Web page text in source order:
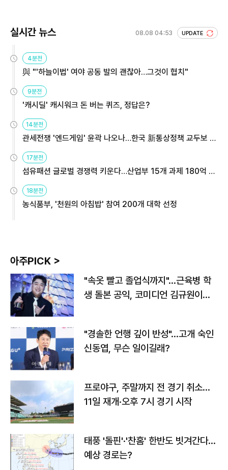
실시간 뉴스 08.08 04:53 UPDATE
4분전
與 "'하늘이법' 여야 공동 발의 괜찮아…그것이 협치"
9분전
'캐시딜' 캐시워크 돈 버는 퀴즈, 정답은?
14분전
관세전쟁 '엔드게임' 윤곽 나오나…한국 新통상정책 교두보 활
17분전
섬유패션 글로벌 경쟁력 키운다…산업부 15개 과제 180억 지
18분전
농식품부, '천원의 아침밥' 참여 200개 대학 선정
아주PICK >
"속옷 빨고 졸업식까지"…근육병 학
생 돌본 공익, 코미디언 김규원이었
"경솔한 언행 깊이 반성"…고개 숙인
신동엽, 무슨 일이길래?
프로야구, 주말까지 전 경기 취소…
11일 재개·오후 7시 경기 시작
태풍 '돌핀'·'찬홈' 한반도 빗겨간다…
예상 경로는?